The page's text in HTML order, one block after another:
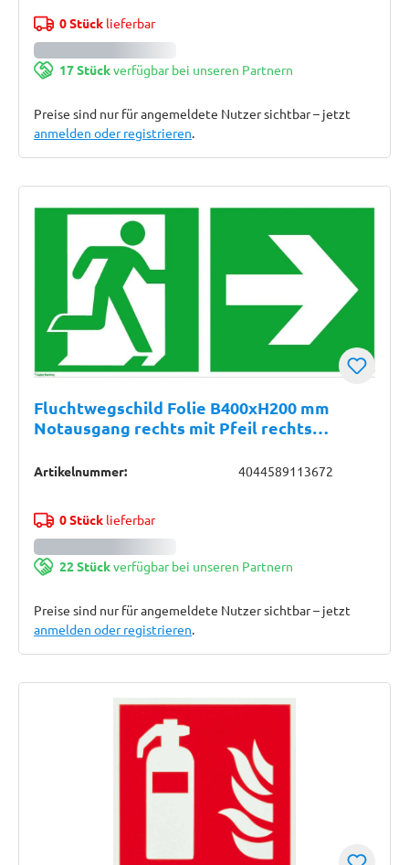
0 Stücklieferbar
17 Stückverfügbar bei unseren Partnern
Preise sind nur für angemeldete Nutzer sichtbar – jetzt
anmelden oder registrieren.
Fluchtwegschild Folie B400xH200 mm
Notausgang rechts mit Pfeil rechts
Artikelnummer: 4044589113672
0 Stücklieferbar
22 Stückverfügbar bei unseren Partnern
Preise sind nur für angemeldete Nutzer sichtbar – jetzt
anmelden oder registrieren.